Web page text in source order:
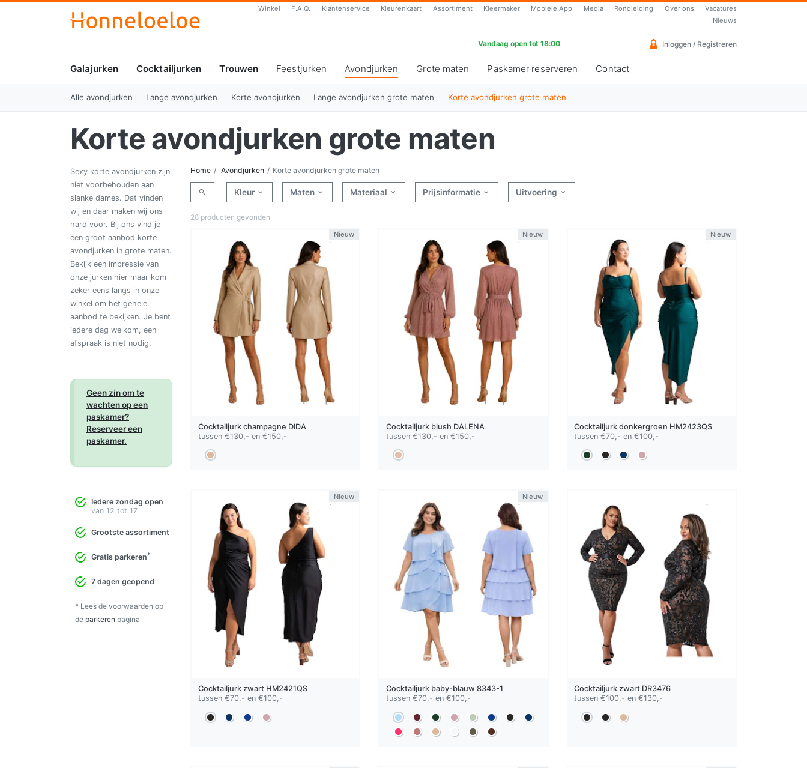
Winkel F.A.Q. Klantenservice Kleurenkaart Assortiment Kleermaker Mobiele App Media Rondleiding Over ons
Vacatures
Nieuws
Vandaag open tot 18:00 Inloggen / Registreren
Galajurken Cocktailjurken Trouwen Feestjurken
Avondjurken
Grote maten Paskamer reserveren Contact
Alle avondjurken Lange avondjurken Korte avondjurken Lange avondjurken grote maten Korte avondjurken grote maten
Korte avondjurken grote maten
Sexy korte avondjurken zijn
niet voorbehouden aan
slanke dames. Dat vinden
wij en daar maken wij ons
hard voor. Bij ons vind je
een groot aanbod korte
avondjurken in grote maten.
Bekijk een impressie van
onze jurken hier maar kom
zeker eens langs in onze
winkel om het gehele
aanbod te bekijken. Je bent
iedere dag welkom, een
afspraak is niet nodig.
Geen zin om te
wachten op een
paskamer?
Reserveer een
paskamer.
Iedere zondag open
van 12 tot 17
Grootste assortiment
Gratis parkeren*
7 dagen geopend
* Lees de voorwaarden op
de parkeren pagina
Home Avondjurken Korte avondjurken grote maten
Kleur Maten Materiaal Prijsinformatie Uitvoering
28 producten gevonden
Nieuw
Cocktailjurk champagne DIDA
tussen €130,- en €150,-
Nieuw
Cocktailjurk blush DALENA
tussen €130,- en €150,-
Nieuw
Cocktailjurkdonkergroen HM2423QS
tussen €70,- en €100,-
Nieuw
Cocktailjurk zwartHM2421QS
tussen €70,- en €100,-
Nieuw
Cocktailjurk baby-blauw 8343-1
tussen €70,- en €100,-
Cocktailjurkzwart DR3476
tussen €100,- en €130,-